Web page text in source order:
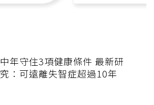
中年守住3項健康條件 最新研
究：可遠離失智症超過10年